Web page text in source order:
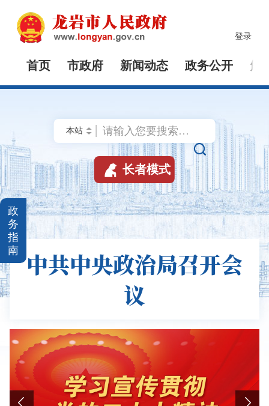
政
务
指
南
登录
首页 市政府 新闻动态 政务公开 解

 长者模式
中共中央政治局召开会
议